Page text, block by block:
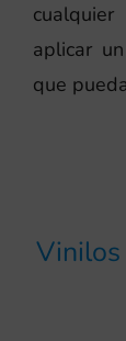
aplicar
que
Vinilos